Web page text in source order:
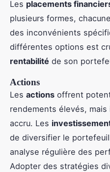
Les placements
plusieurs formes,
des inconvénients
différentes options est
rentabilité de son
Actions
Les actions offrent
rendements élevés,
accru. Les
de diversifier le
analyse régulière des
Adopter des stratégies